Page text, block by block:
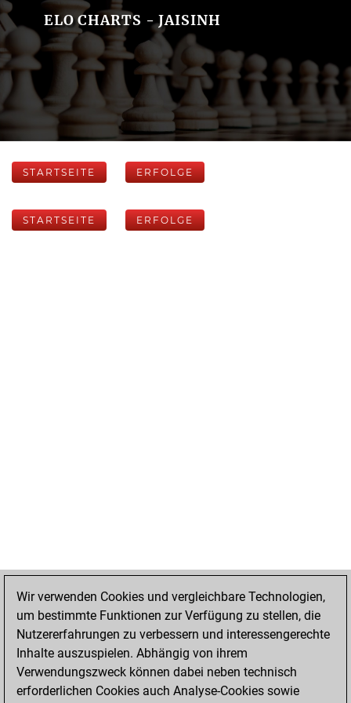
ELO CHARTS - JAISINH
STARTSEITE ERFOLGE
STARTSEITE ERFOLGE
Wir verwenden Cookies und vergleichbare Technologien,
um bestimmte Funktionen zur Verfügung zu stellen, die
Nutzererfahrungen zu verbessern und interessengerechte
Inhalte auszuspielen. Abhängig von ihrem
Verwendungszweck können dabei neben technisch
erforderlichen Cookies auch Analyse-Cookies sowie